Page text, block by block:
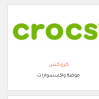
كروكس
موضة واكسسوارات